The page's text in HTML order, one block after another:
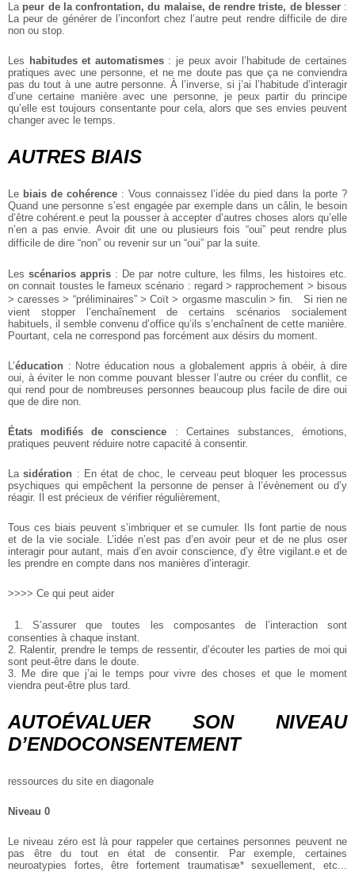
La peur de la confrontation, du malaise, de rendre triste, de blesser:
La peur de générer de l’inconfort chez l’autre peut rendre difficile de dire
non ou stop.
Les habitudes et automatismes: je peux avoir l’habitude de certaines
pratiques avec une personne, et ne me doute pas que ça ne conviendra
pas du tout à une autre personne. À l’inverse, si j’ai l’habitude d’interagir
d’une certaine manière avec une personne, je peux partir du principe
qu’elle est toujours consentante pour cela, alors que ses envies peuvent
changer avec le temps.
AUTRES BIAIS
Le biais de cohérence: Vous connaissez l’idée du pied dans la porte ?
Quand une personne s’est engagée par exemple dans un câlin, le besoin
d’être cohérent.e peut la pousser à accepter d’autres choses alors qu’elle
n’en a pas envie. Avoir dit une ou plusieurs fois “oui” peut rendre plus
difficile de dire “non” ou revenir sur un “oui” par la suite.
Lesscénarios appris : De par notre culture, les films, les histoires etc.
on connait toustes le fameux scénario : regard > rapprochement > bisous
> caresses > “préliminaires” > Coït > orgasme masculin > fin. Si rien ne
vient stopper l’enchaînement de certains scénarios socialement
habituels, il semble convenu d’office qu’ils s’enchaînent de cette manière.
Pourtant, cela ne correspond pas forcément aux désirs du moment.
L’éducation : Notre éducation nous a globalement appris à obéir, à dire
oui, à éviter le non comme pouvant blesser l’autre ou créer du conflit, ce
qui rend pour de nombreuses personnes beaucoup plus facile de dire oui
que de dire non.
États modifiés de conscience : Certaines substances, émotions,
pratiques peuvent réduire notre capacité à consentir.
Lasidération : En état de choc, le cerveau peut bloquer les processus
psychiques qui empêchent la personne de penser à l’évènement ou d’y
réagir. Il est précieux de vérifier régulièrement,
Tous ces biais peuvent s’imbriquer et se cumuler. Ils font partie de nous
et de la vie sociale. L’idée n’est pas d’en avoir peur et de ne plus oser
interagir pour autant, mais d’en avoir conscience, d’y être vigilant.e et de
les prendre en compte dans nos manières d’interagir.
>>>> Ce qui peut aider
1. S’assurer que toutes les composantes de l’interaction sont
consenties à chaque instant.
2. Ralentir, prendre le temps de ressentir, d’écouter les parties de moi qui
sont peut-être dans le doute.
3. Me dire que j’ai le temps pour vivre des choses et que le moment
viendra peut-être plus tard.
AUTOÉVALUER SON NIVEAU
D’ENDOCONSENTEMENT
ressources du site en diagonale
Niveau 0
Le niveau zéro est là pour rappeler que certaines personnes peuvent ne
pas être du tout en état de consentir. Par exemple, certaines
neuroatypies fortes, être fortement traumatisæ* sexuellement, etc...